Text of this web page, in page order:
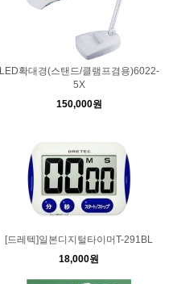
LED확대경(스탠드/클램프겸용)6022-
5X
150,000원
[드레텍]일본디지털타이머T-291BL
18,000원